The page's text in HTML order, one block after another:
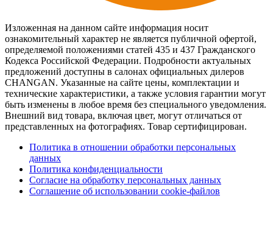
Изложенная на данном сайте информация носит
ознакомительный характер не является публичной офертой,
определяемой положениями статей 435 и 437 Гражданского
Кодекса Российской Федерации. Подробности актуальных
предложений доступны в салонах официальных дилеров
CHANGAN. Указанные на сайте цены, комплектации и
технические характеристики, а также условия гарантии могут
быть изменены в любое время без специального уведомления.
Внешний вид товара, включая цвет, могут отличаться от
представленных на фотографиях. Товар сертифицирован.
Политика в отношении обработки персональных
данных
Политика конфиденциальности
Согласие на обработку персональных данных
Соглашение об использовании cookie-файлов